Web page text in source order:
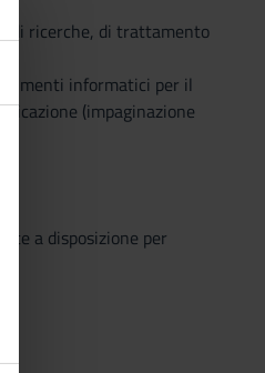
di ricerche, di trattamento
informatici per il
(impaginazione
a disposizione per